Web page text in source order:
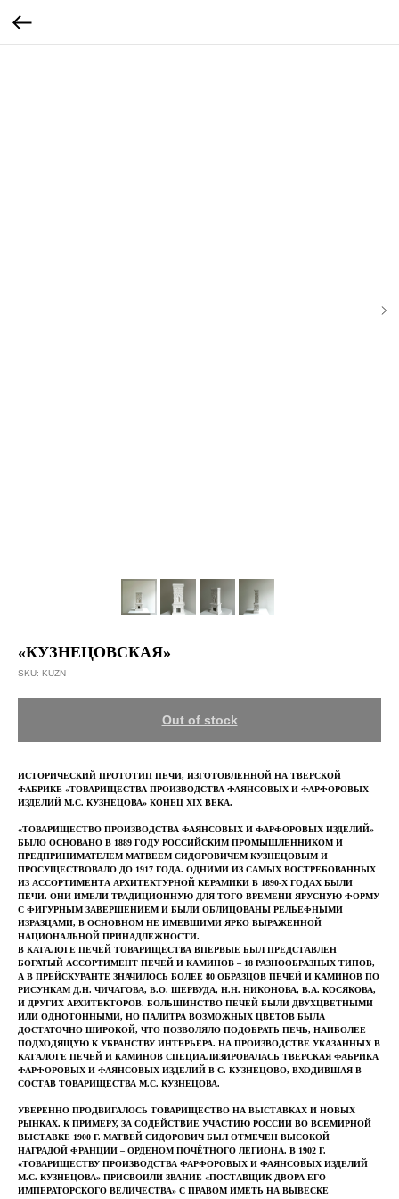
«КУЗНЕЦОВСКАЯ»
SKU: KUZN
Out of stock
ИСТОРИЧЕСКИЙ ПРОТОТИП ПЕЧИ, ИЗГОТОВЛЕННОЙ НА ТВЕРСКОЙ
ФАБРИКЕ «ТОВАРИЩЕСТВА ПРОИЗВОДСТВА ФАЯНСОВЫХ И ФАРФОРОВЫХ
ИЗДЕЛИЙ М.С. КУЗНЕЦОВА» КОНЕЦ XIX ВЕКА.
«ТОВАРИЩЕСТВО ПРОИЗВОДСТВА ФАЯНСОВЫХ И ФАРФОРОВЫХ ИЗДЕЛИЙ»
БЫЛО ОСНОВАНО В 1889 ГОДУ РОССИЙСКИМ ПРОМЫШЛЕННИКОМ И
ПРЕДПРИНИМАТЕЛЕМ МАТВЕЕМ СИДОРОВИЧЕМ КУЗНЕЦОВЫМ И
ПРОСУЩЕСТВОВАЛО ДО 1917 ГОДА. ОДНИМИ ИЗ САМЫХ ВОСТРЕБОВАННЫХ
ИЗ АССОРТИМЕНТА АРХИТЕКТУРНОЙ КЕРАМИКИ В 1890-Х ГОДАХ БЫЛИ
ПЕЧИ. ОНИ ИМЕЛИ ТРАДИЦИОННУЮ ДЛЯ ТОГО ВРЕМЕНИ ЯРУСНУЮ ФОРМУ
С ФИГУРНЫМ ЗАВЕРШЕНИЕМ И БЫЛИ ОБЛИЦОВАНЫ РЕЛЬЕФНЫМИ
ИЗРАЗЦАМИ, В ОСНОВНОМ НЕ ИМЕВШИМИ ЯРКО ВЫРАЖЕННОЙ
НАЦИОНАЛЬНОЙ ПРИНАДЛЕЖНОСТИ.
В КАТАЛОГЕ ПЕЧЕЙ ТОВАРИЩЕСТВА ВПЕРВЫЕ БЫЛ ПРЕДСТАВЛЕН
БОГАТЫЙ АССОРТИМЕНТ ПЕЧЕЙ И КАМИНОВ – 18 РАЗНООБРАЗНЫХ ТИПОВ,
А В ПРЕЙСКУРАНТЕ ЗНАЧИЛОСЬ БОЛЕЕ 80 ОБРАЗЦОВ ПЕЧЕЙ И КАМИНОВ ПО
РИСУНКАМ Д.Н. ЧИЧАГОВА, В.О. ШЕРВУДА, Н.Н. НИКОНОВА, В.А. КОСЯКОВА,
И ДРУГИХ АРХИТЕКТОРОВ. БОЛЬШИНСТВО ПЕЧЕЙ БЫЛИ ДВУХЦВЕТНЫМИ
ИЛИ ОДНОТОННЫМИ, НО ПАЛИТРА ВОЗМОЖНЫХ ЦВЕТОВ БЫЛА
ДОСТАТОЧНО ШИРОКОЙ, ЧТО ПОЗВОЛЯЛО ПОДОБРАТЬ ПЕЧЬ, НАИБОЛЕЕ
ПОДХОДЯЩУЮ К УБРАНСТВУ ИНТЕРЬЕРА. НА ПРОИЗВОДСТВЕ УКАЗАННЫХ В
КАТАЛОГЕ ПЕЧЕЙ И КАМИНОВ СПЕЦИАЛИЗИРОВАЛАСЬ ТВЕРСКАЯ ФАБРИКА
ФАРФОРОВЫХ И ФАЯНСОВЫХ ИЗДЕЛИЙ В С. КУЗНЕЦОВО, ВХОДИВШАЯ В
СОСТАВ ТОВАРИЩЕСТВА М.С. КУЗНЕЦОВА.
УВЕРЕННО ПРОДВИГАЛОСЬ ТОВАРИЩЕСТВО НА ВЫСТАВКАХ И НОВЫХ
РЫНКАХ. К ПРИМЕРУ, ЗА СОДЕЙСТВИЕ УЧАСТИЮ РОССИИ ВО ВСЕМИРНОЙ
ВЫСТАВКЕ 1900 Г. МАТВЕЙ СИДОРОВИЧ БЫЛ ОТМЕЧЕН ВЫСОКОЙ
НАГРАДОЙ ФРАНЦИИ – ОРДЕНОМ ПОЧЁТНОГО ЛЕГИОНА. В 1902 Г.
«ТОВАРИЩЕСТВУ ПРОИЗВОДСТВА ФАРФОРОВЫХ И ФАЯНСОВЫХ ИЗДЕЛИЙ
М.С. КУЗНЕЦОВА» ПРИСВОИЛИ ЗВАНИЕ «ПОСТАВЩИК ДВОРА ЕГО
ИМПЕРАТОРСКОГО ВЕЛИЧЕСТВА» С ПРАВОМ ИМЕТЬ НА ВЫВЕСКЕ